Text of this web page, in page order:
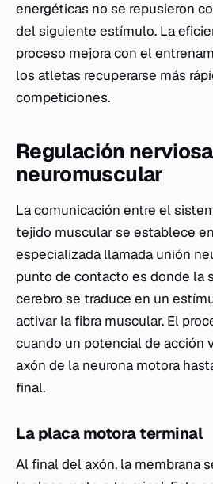
energéticas no se repusieron
del siguiente estímulo. La
proceso mejora con el
los atletas recuperarse más
competiciones.
Regulación
neuromuscular
La comunicación entre el
tejido muscular se establece
especializada llamada unión
punto de contacto es donde la
cerebro se traduce en un
activar la fibra muscular. El
cuando un potencial de acción
axón de la neurona motora
final.
La placa motora terminal
Al final del axón, la membrana